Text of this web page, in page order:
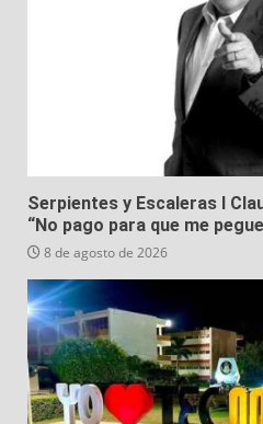
Serpientes y Escaleras I
“No pago para que me
8 de agosto de 2026